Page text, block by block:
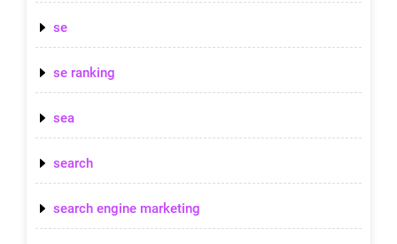
se
se ranking
sea
search
search engine marketing